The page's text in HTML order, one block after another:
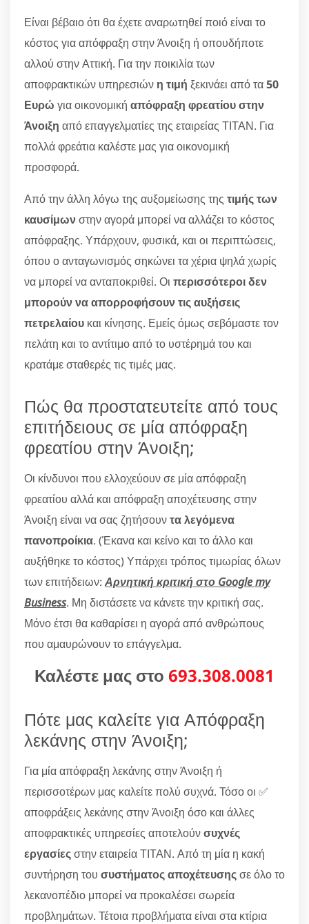
Είναι βέβαιο ότι θα έχετε αναρωτηθεί ποιό είναι το
κόστος για απόφραξη στην Άνοιξη ή οπουδήποτε
αλλού στην Αττική. Για την ποικιλία των
αποφρακτικών υπηρεσιών η τιμή ξεκινάει από τα50
Ευρώ για οικονομική απόφραξη φρεατίου στην
Άνοιξη από επαγγελματίες της εταιρείας ΤΙΤΑΝ. Για
πολλά φρεάτια καλέστε μας για οικονομική
προσφορά.
Από την άλλη λόγω της αυξομείωσης της τιμής των
καυσίμωνστην αγορά μπορεί να αλλάζει το κόστος
απόφραξης. Υπάρχουν, φυσικά, και οι περιπτώσεις,
όπου ο ανταγωνισμός σηκώνει τα χέρια ψηλά χωρίς
να μπορεί να ανταποκριθεί. Οι περισσότεροι δεν
μπορούν να απορροφήσουν τις αυξήσεις
πετρελαίου και κίνησης. Εμείς όμως σεβόμαστε τον
πελάτη και το αντίτιμο από το υστέρημά του και
κρατάμε σταθερές τις τιμές μας.
Πώς θα προστατευτείτε από τους
επιτήδειους σε μία απόφραξη
φρεατίου στην Άνοιξη;
Οι κίνδυνοι που ελλοχεύουν σε μία απόφραξη
φρεατίου αλλά και απόφραξη αποχέτευσης στην
Άνοιξη είναι να σας ζητήσουντα λεγόμενα
πανοπροίκια. (Έκανα και κείνο και το άλλο και
αυξήθηκε το κόστος) Υπάρχει τρόπος τιμωρίας όλων
των επιτήδειων: Αρνητική κριτική στο Google my
Business. Μη διστάσετε να κάνετε την κριτική σας.
Μόνο έτσι θα καθαρίσει η αγορά από ανθρώπους
που αμαυρώνουν το επάγγελμα.
Καλέστε μας στο 693.308.0081
Πότε μας καλείτε για Απόφραξη
λεκάνης στην Άνοιξη;
Για μία απόφραξη λεκάνης στην Άνοιξη ή
περισσοτέρων μας καλείτε πολύ συχνά. Τόσο οι ✅
αποφράξεις λεκάνης στην Άνοιξη όσο και άλλες
αποφρακτικές υπηρεσίες αποτελούνσυχνές
εργασίεςστην εταιρεία ΤΙΤΑΝ. Από τη μία η κακή
συντήρηση του συστήματος αποχέτευσηςσε όλο το
λεκανοπέδιο μπορεί να προκαλέσει σωρεία
προβλημάτων. Τέτοια προβλήματα είναι στα κτίρια